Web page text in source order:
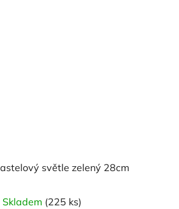
světle zelený 28cm
Skladem (225 ks)